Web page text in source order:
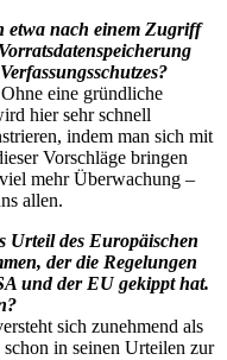
etwa nach einem Zugriff
eine gründliche
hier sehr schnell
indem man sich mit
Vorschläge bringen
mehr Überwachung –
allen.
Urteil des Europäischen
der die Regelungen
und der EU gekippt hat.
sich zunehmend als
in seinen Urteilen zur